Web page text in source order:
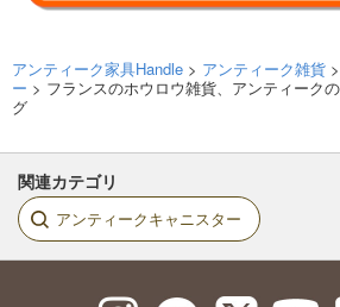
アンティーク家具Handle > アンティーク雑貨 >
ー > フランスのホウロウ雑貨、アンティーク
グ
関連カテゴリ
アンティークキャニスター